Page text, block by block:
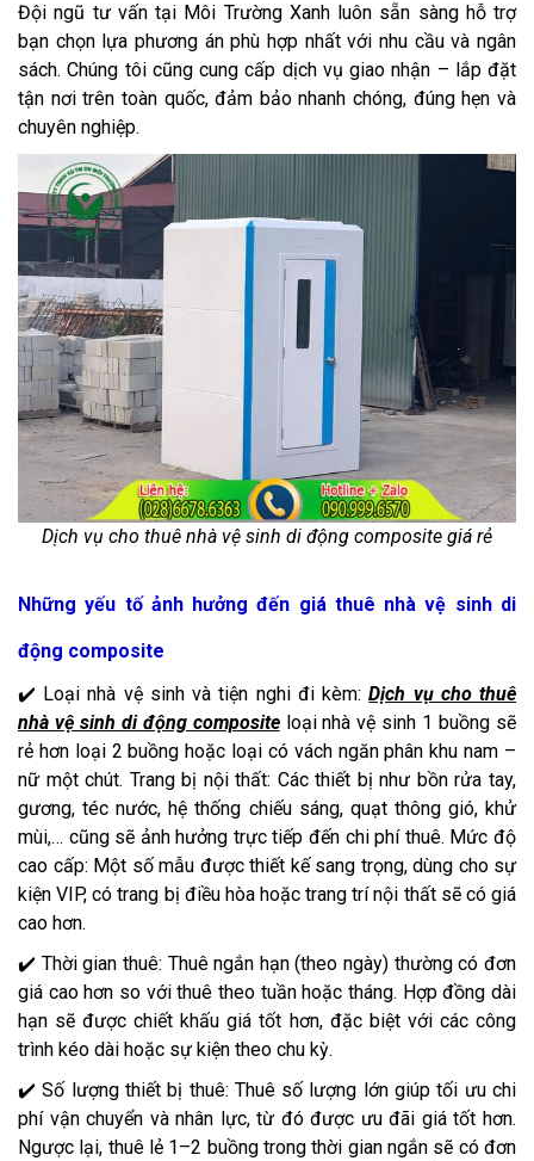
Đội ngũ tư vấn tại Môi Trường Xanh luôn sẵn sàng hỗ trợ
bạn chọn lựa phương án phù hợp nhất với nhu cầu và ngân
sách. Chúng tôi cũng cung cấp dịch vụ giao nhận – lắp đặt
tận nơi trên toàn quốc, đảm bảo nhanh chóng, đúng hẹn và
chuyên nghiệp.
Dịch vụ cho thuê nhà vệ sinh di động composite giá rẻ
Những yếu tố ảnh hưởng đến giá thuê nhà vệ sinh di
động composite
✔️ Loại nhà vệ sinh và tiện nghi đi kèm:Dịch vụ cho thuê
nhà vệ sinh di động compositeloại nhà vệ sinh 1 buồng sẽ
rẻ hơn loại 2 buồng hoặc loại có vách ngăn phân khu nam –
nữ một chút. Trang bị nội thất: Các thiết bị như bồn rửa tay,
gương, téc nước, hệ thống chiếu sáng, quạt thông gió, khử
mùi,… cũng sẽ ảnh hưởng trực tiếp đến chi phí thuê. Mức độ
cao cấp: Một số mẫu được thiết kế sang trọng, dùng cho sự
kiện VIP, có trang bị điều hòa hoặc trang trí nội thất sẽ có giá
cao hơn.
✔️ Thời gian thuê: Thuê ngắn hạn (theo ngày) thường có đơn
giá cao hơn so với thuê theo tuần hoặc tháng. Hợp đồng dài
hạn sẽ được chiết khấu giá tốt hơn, đặc biệt với các công
trình kéo dài hoặc sự kiện theo chu kỳ.
✔️ Số lượng thiết bị thuê: Thuê số lượng lớn giúp tối ưu chi
phí vận chuyển và nhân lực, từ đó được ưu đãi giá tốt hơn.
Ngược lại, thuê lẻ 1–2 buồng trong thời gian ngắn sẽ có đơn